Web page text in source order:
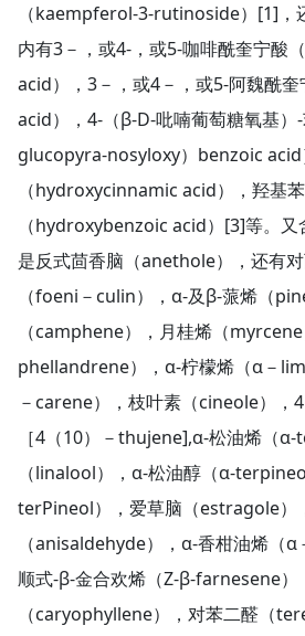
（kaempferol-3-rutinoside）[1]，
内有3－，或4-，或5-咖啡酰奎宁酸
acid），3－，或4－，或5-阿魏酰
acid），4-（β-D-吡喃葡萄糖氧基）
glucopyra-nosyloxy）benzoic acid
（hydroxycinnamic acid），羟基
（hydroxybenzoic acid）[3]等。
是反式茴香脑（anethole），还有
（foeni－culin），α-及β-蒎烯（
（camphene），月桂烯（
phellandrene），α-柠檬烯（α－
－carene），枝叶素（cineole），
［4（10）－thujene],α-松油烯（
（linalool），α-松油醇（α-
terPineol），爱草脑（estragole）
（anisaldehyde），α-香柑油烯（
顺式-β-金合欢烯（Z-β-farnesene）
（caryophyllene），对苯二醛（